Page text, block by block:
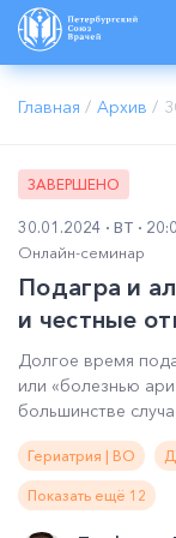
Главная / Архив /
ЗАВЕРШЕНО
30.01.2024 ВТ
Онлайн-семинар
Подагра и
и честные
Долгое время
или «болезнью
большинстве
Гериатрия | ВО
Показать ещё 12